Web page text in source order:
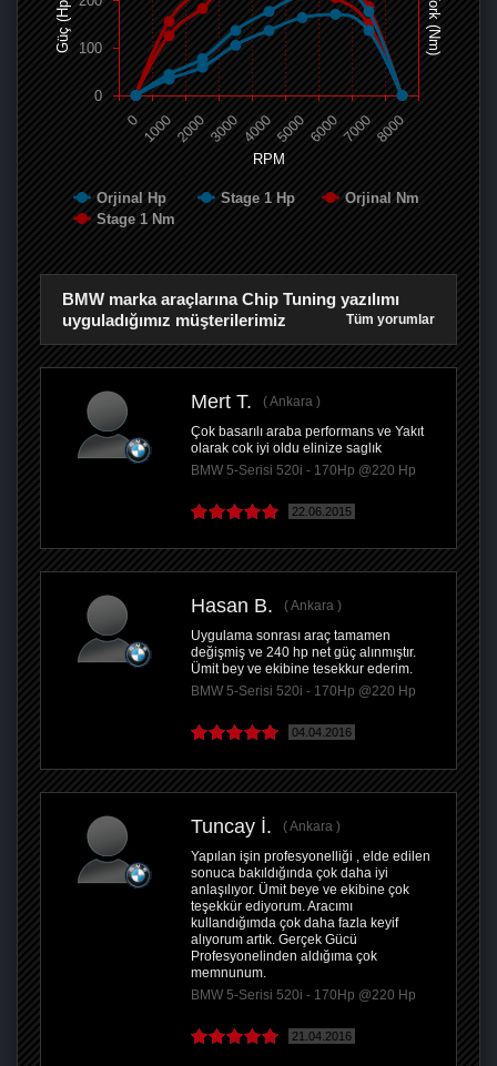
RPM
Güç (Hp) Tork (Nm)
Orjinal Hp Stage 1 Hp
Orjinal Nm
Stage 1 Nm
0 100020003000 40005000600070008000
0
100
BMW marka araçlarına Chip Tuning yazılımı
uyguladığımız müşterilerimiz
Tüm yorumlar
Mert T.
Ankara
Çok basarılı araba performans ve Yakıt
olarak cok iyi oldu elinize saglık
BMW 5-Serisi 520i - 170Hp @220 Hp
22.06.2015
Hasan B.
Ankara
Uygulama sonrası araç tamamen
değişmiş ve 240 hp net güç alınmıştır.
Ümit bey ve ekibine tesekkur ederim.
BMW 5-Serisi 520i - 170Hp @220 Hp
04.04.2016
Tuncay İ.
Ankara
Yapılan işin profesyonelliği , elde edilen
sonuca bakıldığında çok daha iyi
anlaşılıyor. Ümit beye ve ekibine çok
teşekkür ediyorum. Aracımı
kullandığımda çok daha fazla keyif
alıyorum artık. Gerçek Gücü
Profesyonelinden aldığıma çok
memnunum.
BMW 5-Serisi 520i - 170Hp @220 Hp
21.04.2016